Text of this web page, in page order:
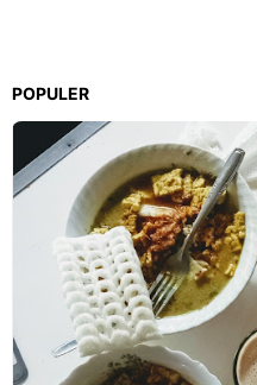
POPULER